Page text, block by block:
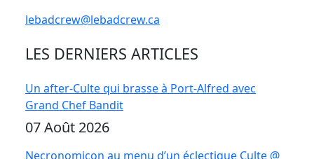
lebadcrew@lebadcrew.ca
LES DERNIERS ARTICLES
Un after-Culte qui brasse à Port-Alfred avec
Grand Chef Bandit
07 Août 2026
Necronomicon au menu d’un éclectique Culte @